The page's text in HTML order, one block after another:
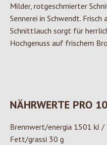
Milder, rotgeschmierter
Sennerei in Schwendt.
Schnittlauch sorgt für
Hochgenuss auf frischem
NÄHRWERTE PRO
Brennwert/energia 1501 kJ
Fett/grassi 30 g